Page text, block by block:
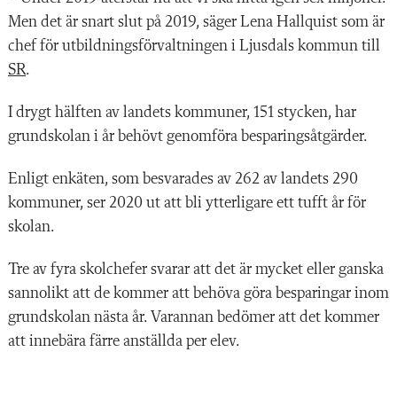
Men det är snart slut på 2019, säger Lena Hallquist som är
chef för utbildningsförvaltningen i Ljusdals kommun till
SR.
I drygt hälften av landets kommuner, 151 stycken, har
grundskolan i år behövt genomföra besparingsåtgärder.
Enligt enkäten, som besvarades av 262 av landets 290
kommuner, ser 2020 ut att bli ytterligare ett tufft år för
skolan.
Tre av fyra skolchefer svarar att det är mycket eller ganska
sannolikt att de kommer att behöva göra besparingar inom
grundskolan nästa år. Varannan bedömer att det kommer
att innebära färre anställda per elev.